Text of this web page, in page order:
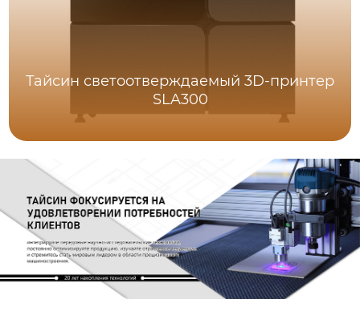
Тайсин светоотверждаемый 3D-принтер
SLA300